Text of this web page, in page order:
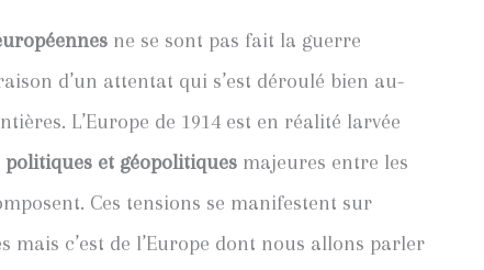
ne se sont pas fait la guerre
d’un attentat qui s’est déroulé bien au-
L’Europe de 1914 est en réalité larvée
politiques et géopolitiques majeures entre les
Ces tensions se manifestent sur
mais c’est de l’Europe dont nous allons parler